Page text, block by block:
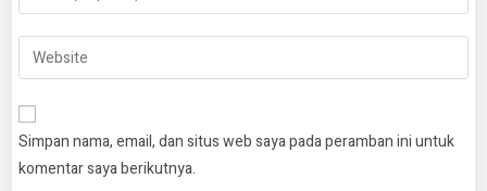
Simpan nama, email, dan situs web saya pada peramban ini untuk
komentar saya berikutnya.